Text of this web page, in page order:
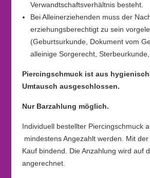
Verwandtschaftsverhältnis besteht.
Bei Alleinerziehenden muss der
erziehungsberechtigt zu sein
(Geburtsurkunde, Dokument vom
alleinige Sorgerecht,
Piercingschmuck ist aus
Umtausch ausgeschlossen.
Nur Barzahlung möglich.
Individuell bestellter Piercingschmuck
mindestens Angezahlt werden. Mit
Kauf bindend. Die Anzahlung wird auf
angerechnet.